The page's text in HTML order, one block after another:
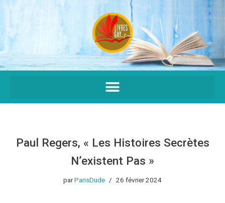
Aller
au
contenu
Paul Regers, « Les Histoires Secrètes
N’existent Pas »
parParisDude 26 février 2024